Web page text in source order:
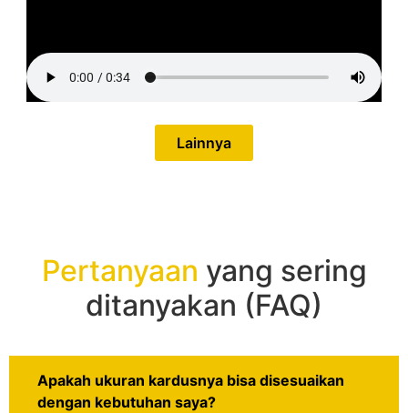
Lainnya
Pertanyaan yang sering
ditanyakan (FAQ)
Apakah ukuran kardusnya bisa disesuaikan
dengan kebutuhan saya?